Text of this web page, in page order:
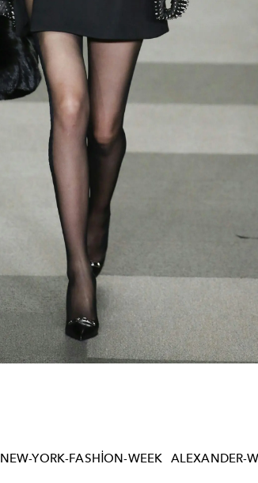
NEW-YORK-FASHION-WEEK ALEXANDER-